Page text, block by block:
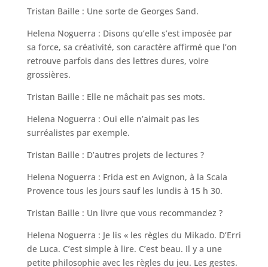
Tristan Baille : Une sorte de Georges Sand.
Helena Noguerra : Disons qu’elle s’est imposée par
sa force, sa créativité, son caractère affirmé que l’on
retrouve parfois dans des lettres dures, voire
grossières.
Tristan Baille : Elle ne mâchait pas ses mots.
Helena Noguerra : Oui elle n’aimait pas les
surréalistes par exemple.
Tristan Baille : D’autres projets de lectures ?
Helena Noguerra : Frida est en Avignon, à la Scala
Provence tous les jours sauf les lundis à 15 h 30.
Tristan Baille : Un livre que vous recommandez ?
Helena Noguerra : Je lis « les règles du Mikado. D’Erri
de Luca. C’est simple à lire. C’est beau. Il y a une
petite philosophie avec les règles du jeu. Les gestes.